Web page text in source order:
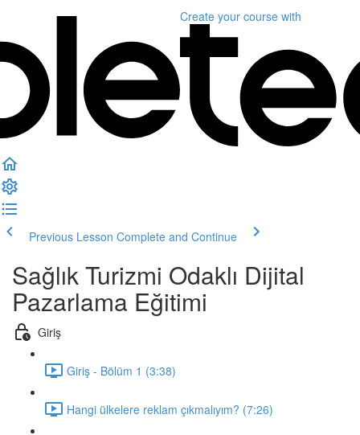
Create your course with
Previous Lesson Complete and Continue
Sağlık Turizmi Odaklı Dijital
Pazarlama Eğitimi
Giriş
Giriş - Bölüm 1 (3:38)
Hangi ülkelere reklam çıkmalıyım? (7:26)